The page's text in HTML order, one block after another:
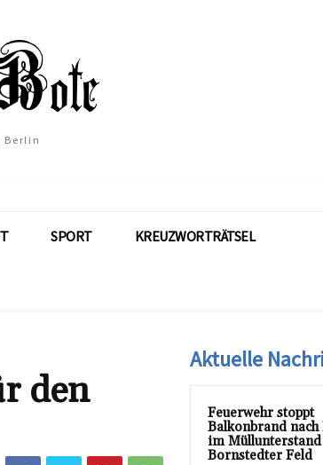
Berlin
SPORT KREUZWORTRÄTSEL
den
Aktuelle
Feuerwehr stoppt
Balkonbrand nach
im
Bornstedter Feld